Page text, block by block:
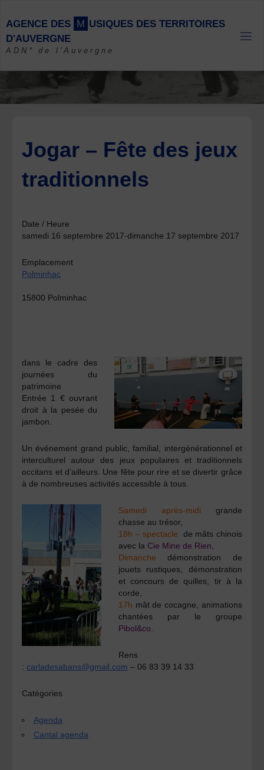
content
AGENCE DES M USIQUES DES TERRITOIRES
D'AUVERGNE
ADN* de l'Auvergne
Jogar – Fête des jeux
traditionnels
Date / Heure
samedi 16 septembre 2017-dimanche 17 septembre 2017
Emplacement
Polminhac
15800 Polminhac
dans le cadre des
journées du
patrimoine
Entrée 1 € ouvrant
droit à la pesée du
jambon.
Un événement grand public, familial, intergénérationnel et
interculturel autour des jeux populaires et traditionnels
occitans et d’ailleurs. Une fête pour rire et se divertir grâce
à de nombreuses activités accessible à tous.
Samedi après-midi
grande
chasse au trésor,
18h – spectacle
de mâts chinois
avec la Cie Mine de Rien,
Dimanche démonstration de
jouets rustiques, démonstration
et concours de quilles, tir à la
corde,
17h mât de cocagne, animations
chantées par le groupe
Pibol&co
Rens
: carladesabans@gmail.com – 06 83 39 14 33
Catégories
Agenda
Cantal agenda